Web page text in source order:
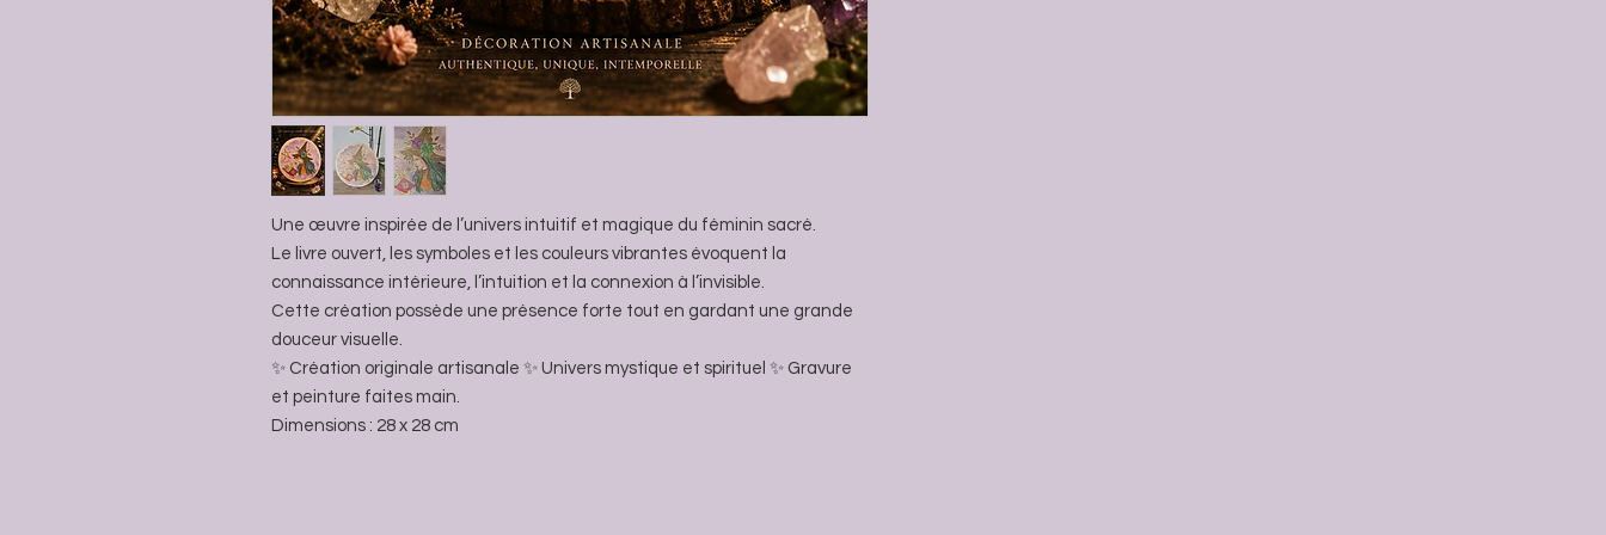
Une œuvre inspirée de l’univers intuitif et magique du féminin sacré.
Le livre ouvert, les symboles et les couleurs vibrantes évoquent la
connaissance intérieure, l’intuition et la connexion à l’invisible.
Cette création possède une présence forte tout en gardant une grande
douceur visuelle.
✨ Création originale artisanale ✨ Univers mystique et spirituel ✨ Gravure
et peinture faites main.
Dimensions : 28 x 28 cm